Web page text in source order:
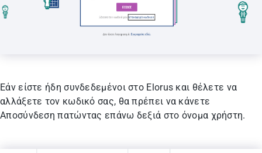
Εάν είστε ήδη συνδεδεμένοι στο Elorus και θέλετε να
αλλάξετε τον κωδικό σας, θα πρέπει να κάνετε
Αποσύνδεση πατώντας επάνω δεξιά στο όνομα χρήστη.